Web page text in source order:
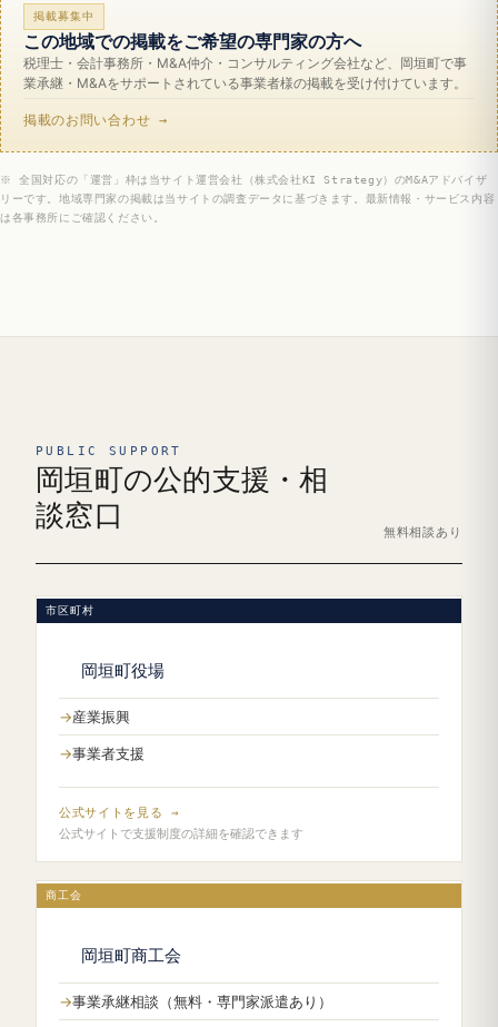
掲載募集中
この地域での掲載をご希望の専門家の方へ
税理士・会計事務所・M&A仲介・コンサルティング会社など、岡垣町で事
業承継・M&Aをサポートされている事業者様の掲載を受け付けています。
掲載のお問い合わせ →
※ 全国対応の「運営」枠は当サイト運営会社（株式会社KI Strategy）のM&Aアドバイザ
リーです。地域専門家の掲載は当サイトの調査データに基づきます。最新情報・サービス内容
は各事務所にご確認ください。
PUBLIC SUPPORT
岡垣町の公的支援・相
談窓口
無料相談あり
市区町村
岡垣町役場
産業振興
事業者支援
公式サイトを見る →
公式サイトで支援制度の詳細を確認できます
商工会
岡垣町商工会
事業承継相談（無料・専門家派遣あり）